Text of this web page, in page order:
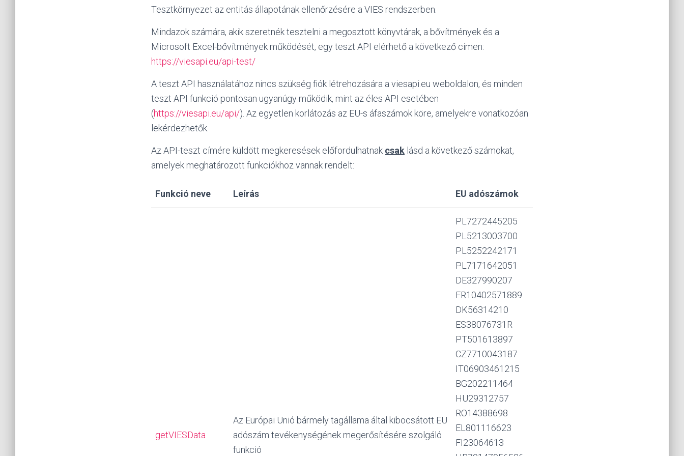
Tesztkörnyezet az entitás állapotának ellenőrzésére a VIES rendszerben.
Mindazok számára, akik szeretnék tesztelni a megosztott könyvtárak, a bővítmények és a
Microsoft Excel-bővítmények működését, egy teszt API elérhető a következő címen:
https://viesapi.eu/api-test/
A teszt API használatához nincs szükség fiók létrehozására a viesapi.eu weboldalon, és minden
teszt API funkció pontosan ugyanúgy működik, mint az éles API esetében
(https://viesapi.eu/api/). Az egyetlen korlátozás az EU-s áfaszámok köre, amelyekre vonatkozóan
lekérdezhetők.
Az API-teszt címére küldött megkeresések előfordulhatnak csak lásd a következő számokat,
amelyek meghatározott funkciókhoz vannak rendelt:
Funkció neve Leírás EU adószámok
getVIESData
Az Európai Unió bármely tagállama által kibocsátott EU
adószám tevékenységének megerősítésére szolgáló
funkció
PL7272445205
PL5213003700
PL5252242171
PL7171642051
DE327990207
FR10402571889
DK56314210
ES38076731R
PT501613897
CZ7710043187
IT06903461215
BG202211464
HU29312757
RO14388698
EL801116623
FI23064613